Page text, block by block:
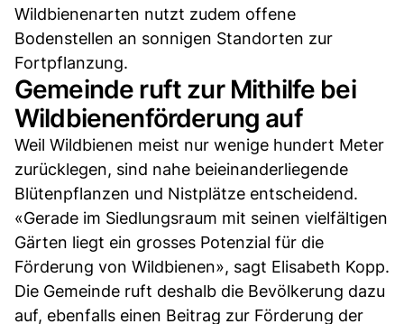
Wildbienenarten nutzt zudem offene
Bodenstellen an sonnigen Standorten zur
Fortpflanzung.
Gemeinde ruft zur Mithilfe bei
Wildbienenförderung auf
Weil Wildbienen meist nur wenige hundert Meter
zurücklegen, sind nahe beieinanderliegende
Blütenpflanzen und Nistplätze entscheidend.
«Gerade im Siedlungsraum mit seinen vielfältigen
Gärten liegt ein grosses Potenzial für die
Förderung von Wildbienen», sagt Elisabeth Kopp.
Die Gemeinde ruft deshalb die Bevölkerung dazu
auf, ebenfalls einen Beitrag zur Förderung der